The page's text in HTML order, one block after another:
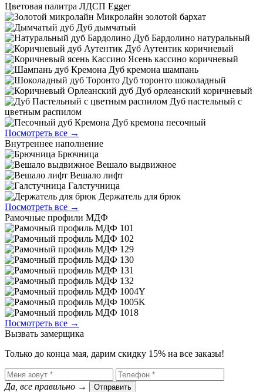
Цветовая палитра ЛДСП Egger
Микролайн золотой бархат
Дуб дымчатый
Дуб Бардолино натуральный
Дуб Аутентик коричневый
Ясень кассино коричневый
Дуб кремона шампань
Дуб торонто шоколадный
Дуб орлеанский коричневый
Дуб пастельный с
цветным распилом
Дуб кремона песочный
Посмотреть все →
Внутреннее наполнение
Брючница
Вешало выдвижное
Вешало лифт
Галстучница
Держатель для брюк
Посмотреть все →
Рамочные профили МДФ
Посмотреть все →
Вызвать замерщика
Только до конца мая, дарим скидку 15% на все заказы!
Да, все правильно → Отправить